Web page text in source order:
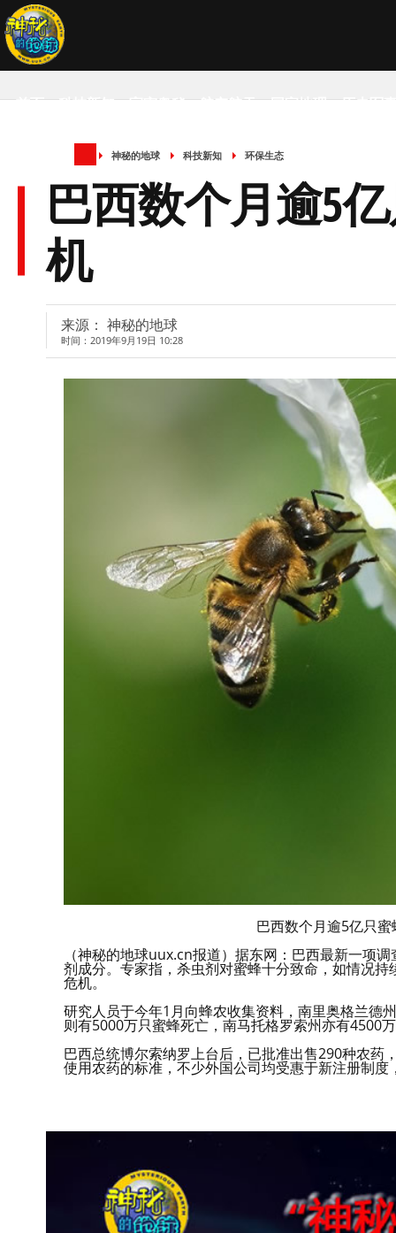
首页 科技新知 宇宙奥秘 航空航天 国家地理 历史军
神秘的地球 科技新知 环保生态
巴西数个月逾5
机
来源： 神秘的地球
时间：2019年9月19日 10:28
巴西数个月逾5亿只
（神秘的地球uux.cn报道）据东网：巴西最新一项
剂成分。专家指，杀虫剂对蜜蜂十分致命，如情况
危机。
研究人员于今年1月向蜂农收集资料，南里奥格兰德
则有5000万只蜜蜂死亡，南马托格罗索州亦有4500
巴西总统博尔索纳罗上台后，已批准出售290种农药
使用农药的标准，不少外国公司均受惠于新注册制度